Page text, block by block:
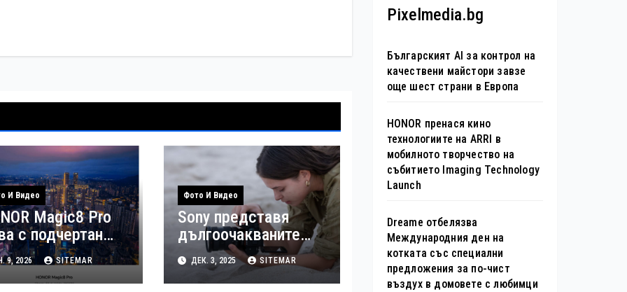
И Видео
Magic8 Pro
с подчертан
върху
фотография
9, 2026 SITEMAR
Фото И Видео
Sony представя
дългоочакваните
Alpha 7 V и FE 28-70
f/3.5-5.6 I
ДЕК. 3, 2025 SITEMAR
Pixelmedia.bg
Българският AI за контрол на
качествени майстори завзе
още шест страни в Европа
HONOR пренася кино
технологиите на ARRI в
мобилното творчество на
събитието Imaging Technology
Launch
Dreame отбелязва
Международния ден на
котката със специални
предложения за по-чист
въздух в домовете с любимци